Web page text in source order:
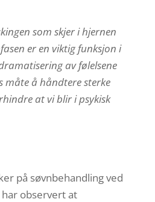
som skjer i hjernen
er en viktig funksjon i
av følelsene
måte å håndtere sterke
at vi blir i psykisk
på søvnbehandling ved
observert at